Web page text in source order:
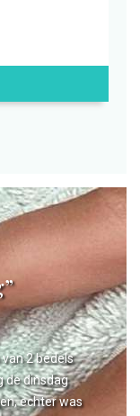
2 bedels
de dinsdag
echter was